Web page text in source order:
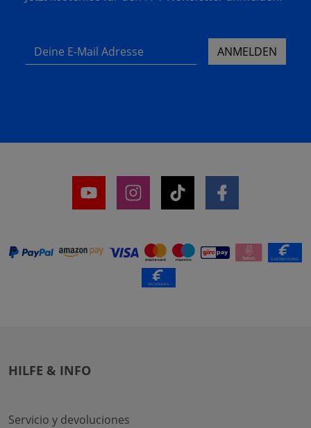
Deine E-Mail Adresse ANMELDEN
HILFE & INFO
Servicio y devoluciones